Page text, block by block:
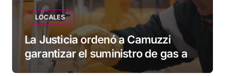
LOCALES
La Justicia ordenó a Camuzzi
garantizar el suministro de gas a
una familia de Tolhuin